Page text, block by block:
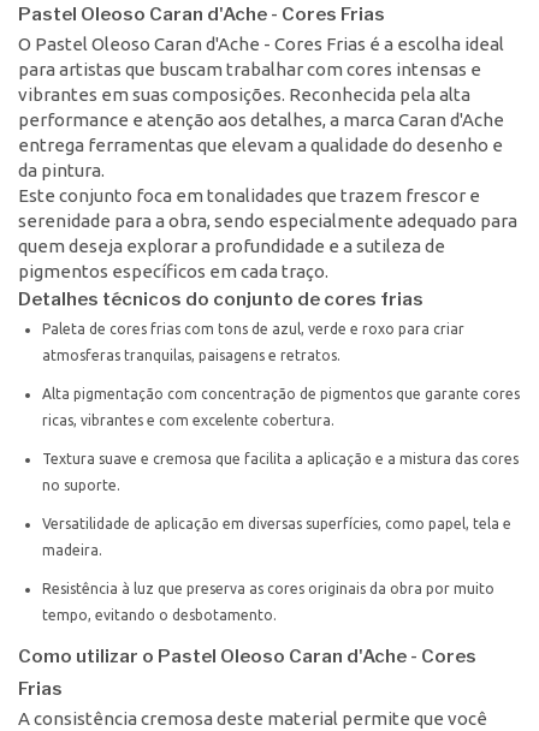
Pastel Oleoso Caran d'Ache - Cores Frias
O Pastel Oleoso Caran d'Ache - Cores Frias é a escolha ideal
para artistas que buscam trabalhar com cores intensas e
vibrantes em suas composições. Reconhecida pela alta
performance e atenção aos detalhes, a marca Caran d'Ache
entrega ferramentas que elevam a qualidade do desenho e
da pintura.
Este conjunto foca em tonalidades que trazem frescor e
serenidade para a obra, sendo especialmente adequado para
quem deseja explorar a profundidade e a sutileza de
pigmentos específicos em cada traço.
Detalhes técnicos do conjunto de cores frias
Paleta de cores frias com tons de azul, verde e roxo para criar
atmosferas tranquilas, paisagens e retratos.
Alta pigmentação com concentração de pigmentos que garante cores
ricas, vibrantes e com excelente cobertura.
Textura suave e cremosa que facilita a aplicação e a mistura das cores
no suporte.
Versatilidade de aplicação em diversas superfícies, como papel, tela e
madeira.
Resistência à luz que preserva as cores originais da obra por muito
tempo, evitando o desbotamento.
Como utilizar o Pastel Oleoso Caran d'Ache - Cores
Frias
A consistência cremosa deste material permite que você